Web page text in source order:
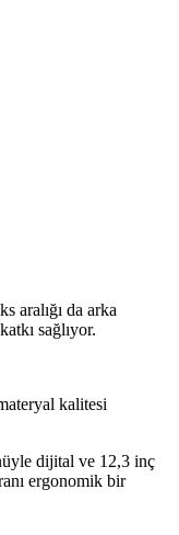
aralığı da arka
sağlıyor.
kalitesi
dijital ve 12,3 inç
ergonomik bir